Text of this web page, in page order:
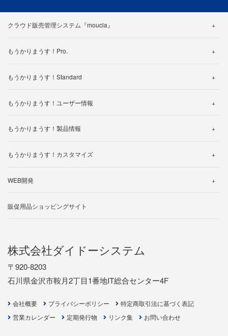
クラウド販売管理システム『moucla』
カスタマイズ事例
製品カタログ
無料トライアルお申し込み
もうかりまうす！Pro.
仕様一覧
体験版ダウンロードされたお客様へ
もうかりまうす！Standard
仕様一覧
もうかりまうす！ユーザー情報
操作マニュアル
ライセンスの追加について
もうかりまうす！製品情報
帳票一覧
もうかりまうす！カスタマイズ
WEB開発
販促用品ショッピングサイト
株式会社ダイドーシステム
〒920-8203
石川県金沢市鞍月2丁目1番地IT総合センター4F
会社概要 プライバシーポリシー
特定商取引法に基づく表記
営業カレンダー
定期発行物 リンク集 お問い合わせ